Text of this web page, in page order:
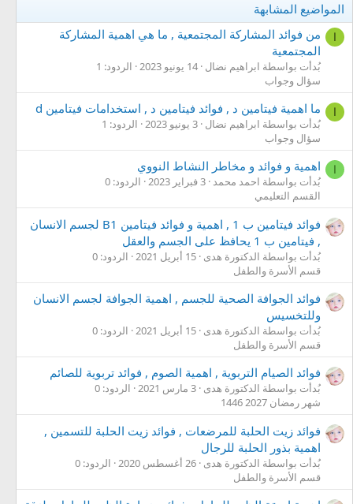
المواضيع المشابهة
ا
من فوائد المشاركة المجتمعية , ما هي اهمية المشاركة
المجتمعية
بُدأت بواسطة ابراهيم نضال 14 يونيو 2023
الردود: 1
سؤال وجواب
ا ما اهمية فيتامين د , فوائد فيتامين د , استخدامات فيتامين d
بُدأت بواسطة ابراهيم نضال 3 يونيو 2023
الردود: 1
سؤال وجواب
ا اهمية و فوائد و مخاطر النشاط النووي
بُدأت بواسطة احمد محمد 3 فبراير 2023
الردود: 0
القسم التعليمي
فوائد فيتامين ب 1 , اهمية و فوائد فيتامين B1 لجسم الانسان
, فيتامين ب 1 يحافظ على الجسم والعقل
بُدأت بواسطة الدكتورة هدى 15 أبريل 2021
الردود: 0
قسم الأسرة والطفل
فوائد الجوافة الصحية للجسم , اهمية الجوافة لجسم الانسان
وللتخسيس
بُدأت بواسطة الدكتورة هدى 15 أبريل 2021
الردود: 0
قسم الأسرة والطفل
فوائد الصيام التربوية , اهمية الصوم , فوائد تربوية للصائم
بُدأت بواسطة الدكتورة هدى 3 مارس 2021
الردود: 0
شهر رمضان 2027 1446
فوائد زيت الحلبة للمرضعات , فوائد زيت الحلبة للتسمين ,
اهمية بذور الحلبة للرجال
بُدأت بواسطة الدكتورة هدى 26 أغسطس 2020
الردود: 0
قسم الأسرة والطفل